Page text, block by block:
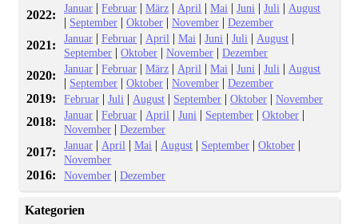
2022: Januar |Februar |März | April |Mai |Juni |Juli | August
| September |Oktober |November |Dezember
2021: Januar |Februar | April |Mai |Juni |Juli | August |
September |Oktober |November |Dezember
2020: Januar |Februar |März | April |Mai |Juni |Juli | August
| September |Oktober |November |Dezember
2019: Februar |Juli | August | September |Oktober |November
2018: Januar |Februar | April |Juni | September |Oktober |
November |Dezember
2017: Januar | April |Mai | August | September |Oktober |
November
2016: November |Dezember
Kategorien